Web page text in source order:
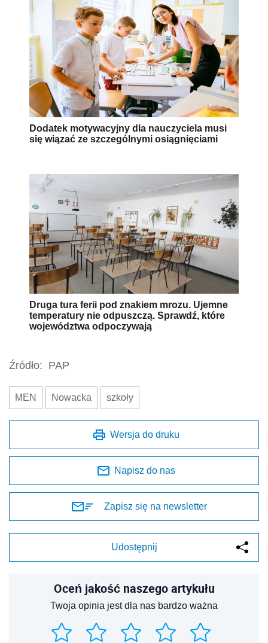
Dodatek motywacyjny dla nauczyciela musi
się wiązać ze szczególnymi osiągnięciami
Druga tura ferii pod znakiem mrozu. Ujemne
temperatury nie odpuszczą. Sprawdź, które
województwa odpoczywają
Źródło: PAP
MEN Nowacka szkoły
Wersja do druku
Napisz do nas
Zapisz się na newsletter
Udostępnij
Oceń jakość naszego artykułu
Twoja opinia jest dla nas bardzo ważna